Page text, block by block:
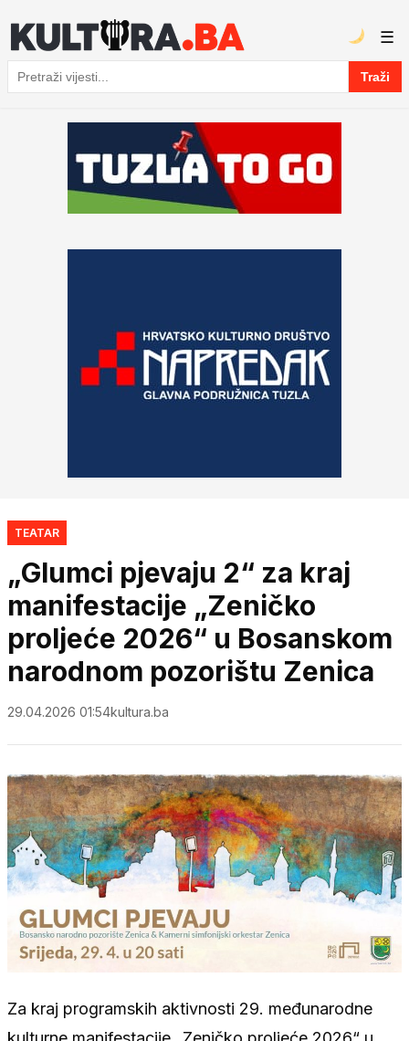
Pretraga
Traži
☰
TEATAR
„Glumci pjevaju 2“ za kraj
manifestacije „Zeničko
proljeće 2026“ u Bosanskom
narodnom pozorištu Zenica
29.04.2026 01:54kultura.ba
Za kraj programskih aktivnosti 29. međunarodne